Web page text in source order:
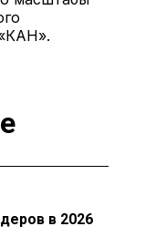
в 2026